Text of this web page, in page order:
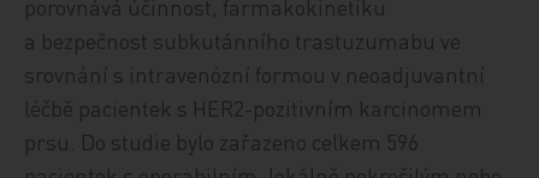
porovnává účinnost, farmakokinetiku
a bezpečnost subkutánního trastuzumabu ve
srovnání s intravenózní formou v neoadjuvantní
léčbě pacientek s HER2-pozitivním karcinomem
prsu. Do studie bylo zařazeno celkem 596